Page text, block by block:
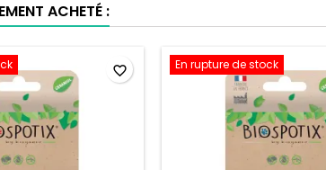
ACHETÉ :
favorite_border En rupture de stock